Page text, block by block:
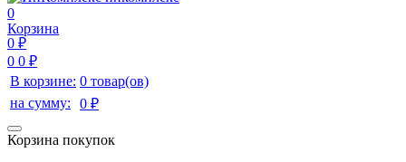
0
Корзина
0 ₽
0 0 ₽
В корзине: 0 товар(ов)
на сумму:
0 ₽
Корзина покупок